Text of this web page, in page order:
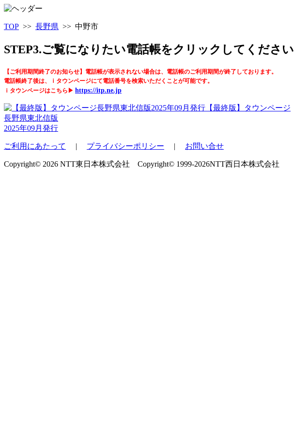
TOP >> 長野県 >> 中野市
STEP3.ご覧になりたい電話帳をクリックしてください
【ご利用期間終了のお知らせ】電話帳が表示されない場合は、電話帳のご利用期間が終了しております。
電話帳終了後は、ｉタウンページにて電話番号を検索いただくことが可能です。
ｉタウンページはこちら▶ https://itp.ne.jp
【最終版】タウンページ
長野県東北信版
2025年09月発行
ご利用にあたって | プライバシーポリシー | お問い合せ
Copyright© 2026 NTT東日本株式会社 Copyright© 1999-2026NTT西日本株式会社